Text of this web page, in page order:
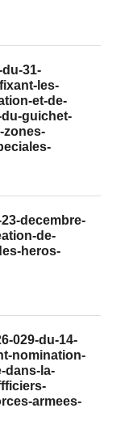
du-31-
les-
et-de-
guichet-
zones-
decembre-
de-
heros-
029-du-14-
nomination-
dans-la-
armees-